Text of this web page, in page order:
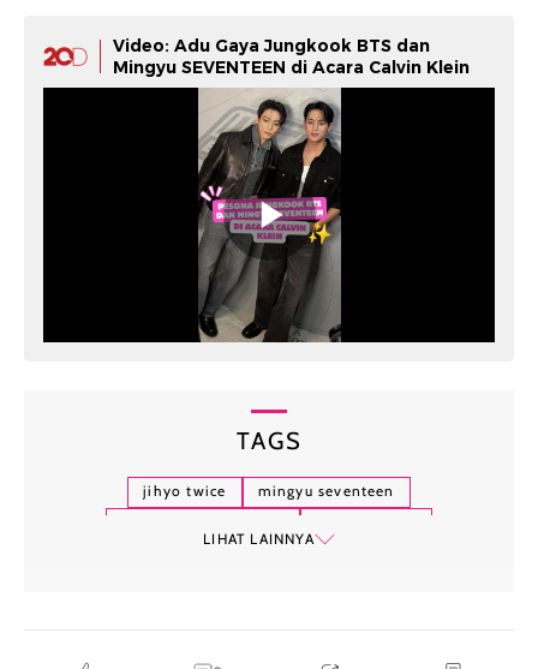
Video: Adu Gaya Jungkook BTS dan
Mingyu SEVENTEEN di Acara Calvin Klein
TAGS
jihyo twice
mingyu seventeen
LIHAT LAINNYA